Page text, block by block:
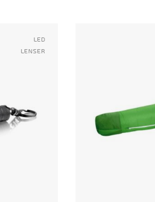
Led
Lenser